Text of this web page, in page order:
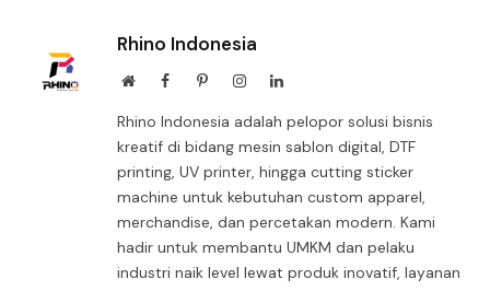
Rhino Indonesia
WebsiteFacebookPinterestInstagramLinkedIn
Rhino Indonesia adalah pelopor solusi bisnis
kreatif di bidang mesin sablon digital, DTF
printing, UV printer, hingga cutting sticker
machine untuk kebutuhan custom apparel,
merchandise, dan percetakan modern. Kami
hadir untuk membantu UMKM dan pelaku
industri naik level lewat produk inovatif, layanan